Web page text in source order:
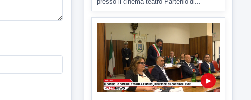
3 AGOSTO 2026
Futuro Nazionale fa tappa in città,
iflettori su aree interne e
spopolamento
Convention regionale di Futuro Nazionale
presso il cinema-teatro Partenio di...